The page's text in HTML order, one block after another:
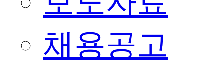
채용공고